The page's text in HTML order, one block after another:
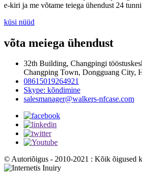
e-kiri ja me võtame teiega ühendust 24
küsi nüüd
võta meiega ühendust
32th Building, Changpingi
Changping Town, Dongguang City,
08615019264921
Skype: kõndimine
salesmanager@walkers-nfcase.com
© Autoriõigus - 2010-2021 : Kõik õigused